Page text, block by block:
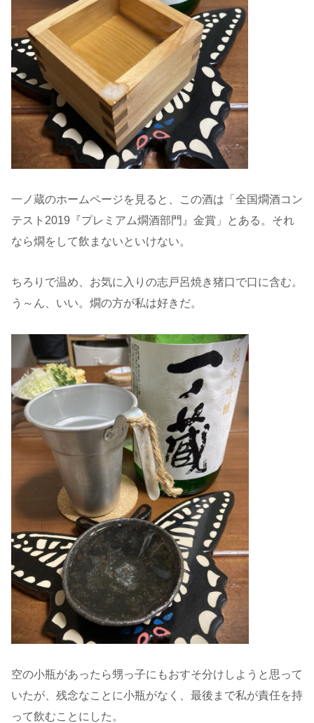
一ノ蔵のホームページを見ると、この酒は「全国燗酒コン
テスト2019『プレミアム燗酒部門』金賞」とある。それ
なら燗をして飲まないといけない。
ちろりで温め、お気に入りの志戸呂焼き猪口で口に含む。
う～ん、いい。燗の方が私は好きだ。
空の小瓶があったら甥っ子にもおすそ分けしようと思って
いたが、残念なことに小瓶がなく、最後まで私が責任を持
って飲むことにした。